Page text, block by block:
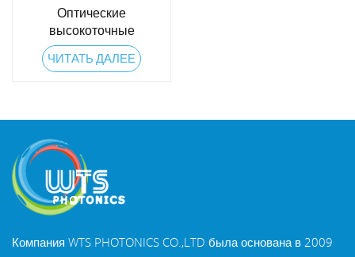
Оптические
высокоточные
ромбовидные призмы
ЧИТАТЬ ДАЛЕЕ
Компания WTS PHOTONICS CO.,LTD была основана в 2009